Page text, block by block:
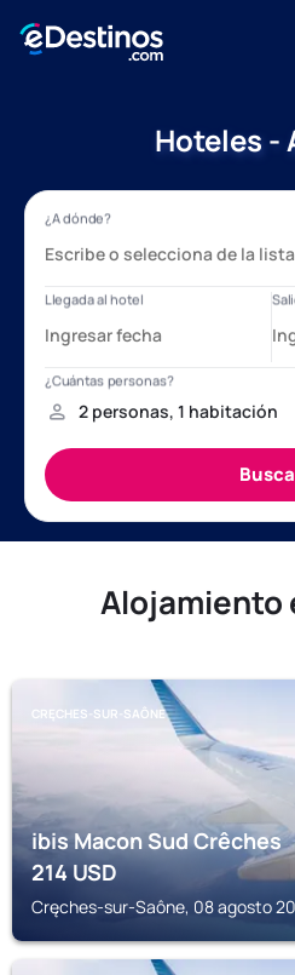
Hoteles -
Alojamiento
CRĘCHES-SUR-SAÔNE
ibis Macon Sud Crêches
214USD
Cręches-sur-Saône, 08 agosto